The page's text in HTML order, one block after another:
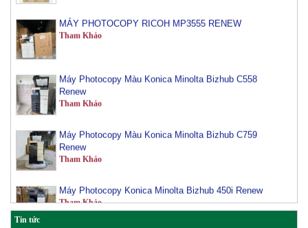
Tham Khảo
Renew
Tham Khảo
Renew
Tham Khảo
Tham Khảo
Tin tức